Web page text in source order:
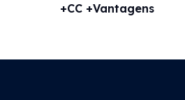
+CC +Vantagens